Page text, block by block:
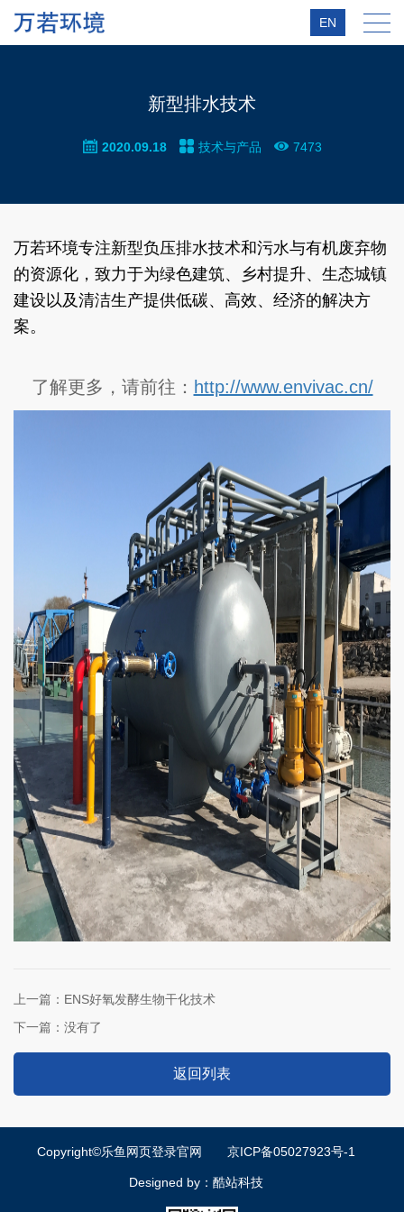
EN
新型排水技术
2020.09.18 技术与产品 7473
万若环境专注新型负压排水技术和污水与有机废弃物
的资源化，致力于为绿色建筑、乡村提升、生态城镇
建设以及清洁生产提供低碳、高效、经济的解决方
案。
了解更多，请前往： http://www.envivac.cn/
上一篇： ENS好氧发酵生物干化技术
下一篇： 没有了
返回列表
Copyright©乐鱼网页登录官网 京ICP备05027923号-1
Designed by： 酷站科技